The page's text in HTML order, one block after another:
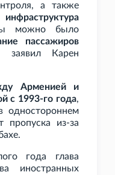
а также
инфраструктура
можно было
пассажиров
Карен
Арменией и
с 1993-го года,
одностороннем
пропуска из-за
года глава
иностранных